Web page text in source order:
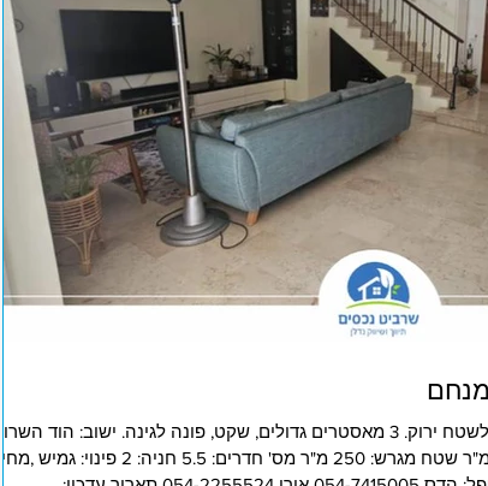
במיקום משגע, קוטג' מקסים פונה לשטח ירוק. 3 מאסטרים גדולים, שקט, פונה לגינה. ישוב: הוד השרון
איזור: רמות מנחם שטח בנוי: 245 מ"ר שטח מגרש: 250 מ"ר מס' חדרים: 5.5 חניה: 2 פינוי: גמיש ,מחיר